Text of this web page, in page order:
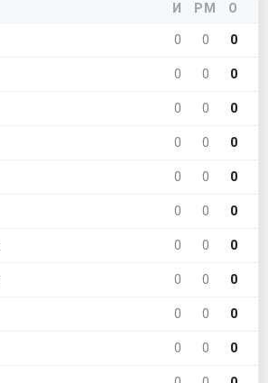
И РМ О
0 0 0
0 0 0
0 0 0
0 0 0
0 0 0
0 0 0
0 0 0
0 0 0
0 0 0
0 0 0